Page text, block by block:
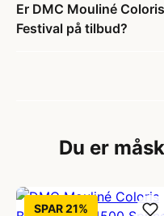
Er DMC Mouliné
Festival på tilbud?
Du er
SPAR 21%